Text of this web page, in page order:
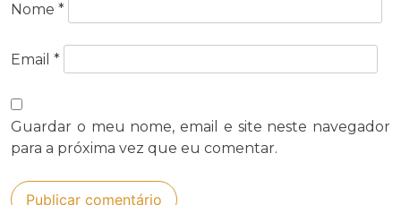
Nome *
Email *
Guardar o meu nome, email e site neste navegador
para a próxima vez que eu comentar.